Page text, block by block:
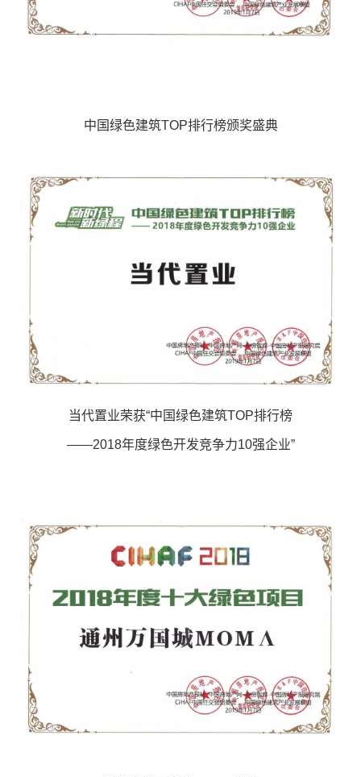
中国绿色建筑TOP排行榜颁奖盛典
当代置业荣获“中国绿色建筑TOP排行榜
——2018年度绿色开发竞争力10强企业”